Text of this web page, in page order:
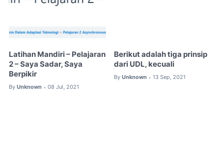
Latihan Mandiri – Pelajaran
2 – Saya Sadar, Saya
Berpikir
By Unknown • 08 Jul, 2021
Berikut adalah tiga prinsip
dari UDL, kecuali
By Unknown • 13 Sep, 2021